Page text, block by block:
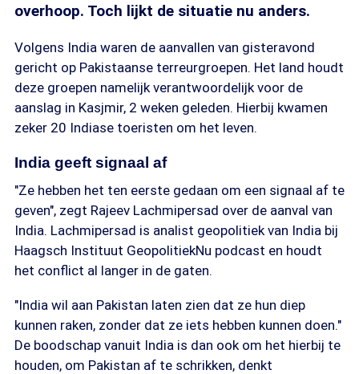
overhoop. Toch lijkt de situatie nu anders.
Volgens India waren de aanvallen van gisteravond
gericht op Pakistaanse terreurgroepen. Het land houdt
deze groepen namelijk verantwoordelijk voor de
aanslag in Kasjmir, 2 weken geleden. Hierbij kwamen
zeker 20 Indiase toeristen om het leven.
India geeft signaal af
"Ze hebben het ten eerste gedaan om een signaal af te
geven", zegt Rajeev Lachmipersad over de aanval van
India. Lachmipersad is analist geopolitiek van India bij
Haagsch Instituut GeopolitiekNu podcast en houdt
het conflict al langer in de gaten.
"India wil aan Pakistan laten zien dat ze hun diep
kunnen raken, zonder dat ze iets hebben kunnen doen."
De boodschap vanuit India is dan ook om het hierbij te
houden, om Pakistan af te schrikken, denkt